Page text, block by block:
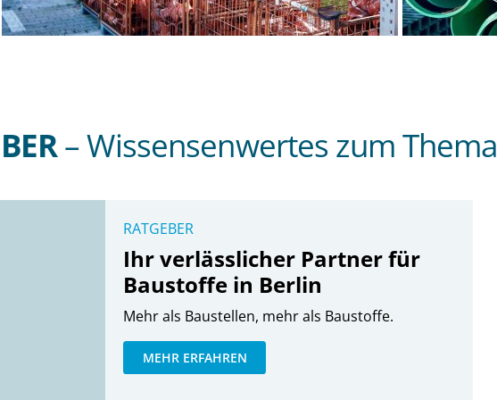
– Wissensenwertes zum Thema
RATGEBER
Ihr verlässlicher Partner für
Baustoffe in Berlin
Mehr als Baustellen, mehr als Baustoffe.
MEHR ERFAHREN